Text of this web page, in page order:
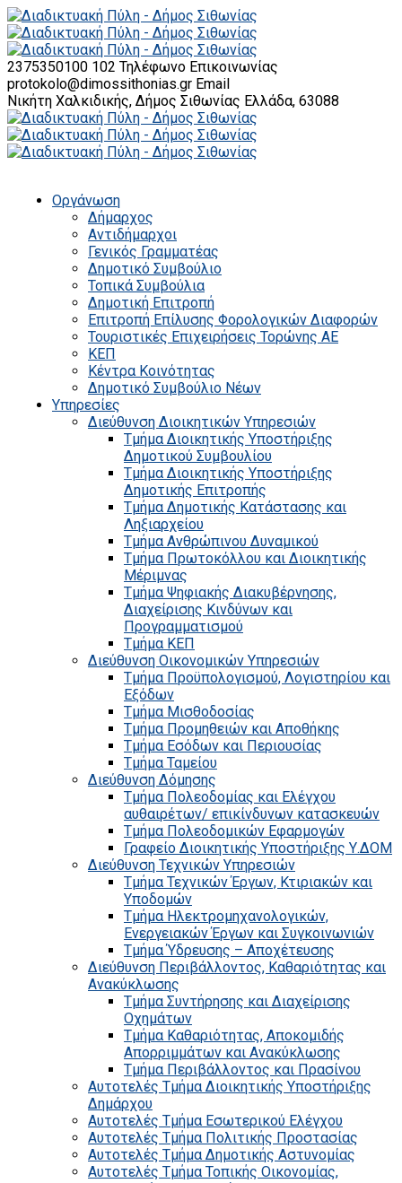
2375350100 102 Τηλέφωνο Επικοινωνίας
protokolo@dimossithonias.gr Email
Νικήτη Χαλκιδικής, Δήμος Σιθωνίας Ελλάδα, 63088
Οργάνωση
Δήμαρχος
Αντιδήμαρχοι
Γενικός Γραμματέας
Δημοτικό Συμβούλιο
Τοπικά Συμβούλια
Δημοτική Επιτροπή
Επιτροπή Επίλυσης Φορολογικών Διαφορών
Τουριστικές Επιχειρήσεις Τορώνης ΑΕ
ΚΕΠ
Κέντρα Κοινότητας
Δημοτικό Συμβούλιο Νέων
Υπηρεσίες
Διεύθυνση Διοικητικών Υπηρεσιών
Τμήμα Διοικητικής Υποστήριξης
Δημοτικού Συμβουλίου
Τμήμα Διοικητικής Υποστήριξης
Δημοτικής Επιτροπής
Τμήμα Δημοτικής Κατάστασης και
Ληξιαρχείου
Τμήμα Ανθρώπινου Δυναμικού
Τμήμα Πρωτοκόλλου και Διοικητικής
Μέριμνας
Τμήμα Ψηφιακής Διακυβέρνησης,
Διαχείρισης Κινδύνων και
Προγραμματισμού
Τμήμα ΚΕΠ
Διεύθυνση Οικονομικών Υπηρεσιών
Τμήμα Προϋπολογισμού, Λογιστηρίου και
Εξόδων
Τμήμα Μισθοδοσίας
Τμήμα Προμηθειών και Αποθήκης
Τμήμα Εσόδων και Περιουσίας
Τμήμα Ταμείου
Διεύθυνση Δόμησης
Τμήμα Πολεοδομίας και Ελέγχου
αυθαιρέτων/ επικίνδυνων κατασκευών
Τμήμα Πολεοδομικών Εφαρμογών
Γραφείο Διοικητικής Υποστήριξης Υ.ΔΟΜ
Διεύθυνση Τεχνικών Υπηρεσιών
Τμήμα Τεχνικών Έργων, Κτιριακών και
Υποδομών
Τμήμα Ηλεκτρομηχανολογικών,
Ενεργειακών Έργων και Συγκοινωνιών
Τμήμα Ύδρευσης – Αποχέτευσης
Διεύθυνση Περιβάλλοντος, Καθαριότητας και
Ανακύκλωσης
Τμήμα Συντήρησης και Διαχείρισης
Οχημάτων
Τμήμα Καθαριότητας, Αποκομιδής
Απορριμμάτων και Ανακύκλωσης
Τμήμα Περιβάλλοντος και Πρασίνου
Αυτοτελές Τμήμα Διοικητικής Υποστήριξης
Δημάρχου
Αυτοτελές Τμήμα Εσωτερικού Ελέγχου
Αυτοτελές Τμήμα Πολιτικής Προστασίας
Αυτοτελές Τμήμα Δημοτικής Αστυνομίας
Αυτοτελές Τμήμα Τοπικής Οικονομίας,